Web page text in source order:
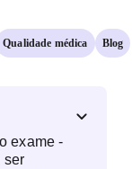
Qualidade médica Blog
exame -
ser